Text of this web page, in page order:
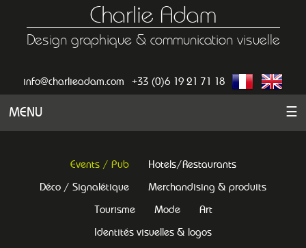
Charlie Adam
Design graphique & communication visuelle
info@charlieadam.com +33 (0)6 19 21 71 18
MENU ☰
Events / Pub
Hotels/Restaurants
Déco / Signalétique
Merchandising & produits
Tourisme
Mode
Art
Identités visuelles & logos